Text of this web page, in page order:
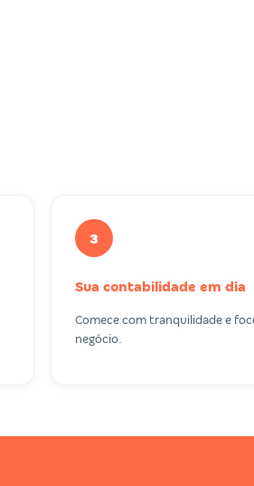
3
Sua contabilidade em dia
Comece com tranquilidade e
negócio.